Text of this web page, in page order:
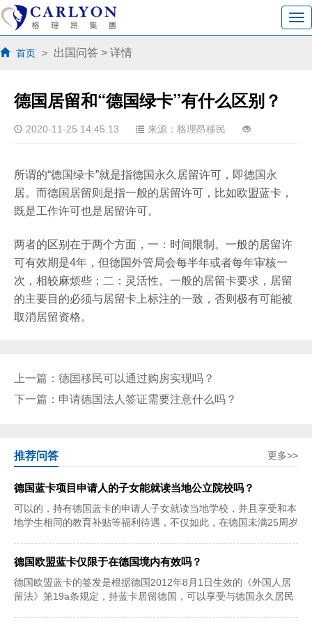
首页 > 出国问答 > 详情
德国居留和“德国绿卡”有什么区别？
2020-11-25 14:45:13 来源：格理昂移民
所谓的“德国绿卡”就是指德国永久居留许可，即德国永
居。而德国居留则是指一般的居留许可，比如欧盟蓝卡，
既是工作许可也是居留许可。
两者的区别在于两个方面，一：时间限制。一般的居留许
可有效期是4年，但德国外管局会每半年或者每年审核一
次，相较麻烦些；二：灵活性。一般的居留卡要求，居留
的主要目的必须与居留卡上标注的一致，否则极有可能被
取消居留资格。
上一篇： 德国移民可以通过购房实现吗？
下一篇： 申请德国法人签证需要注意什么吗？
推荐问答 更多>>
德国蓝卡项目申请人的子女能就读当地公立院校吗？
可以的，持有德国蓝卡的申请人子女就读当地学校，并且享受和本
地学生相同的教育补贴等福利待遇，不仅如此，在德国未满25周岁
德国欧盟蓝卡仅限于在德国境内有效吗？
德国欧盟蓝卡的签发是根据德国2012年8月1日生效的《外国人居
留法》第19a条规定，持蓝卡居留德国，可以享受与德国永久居民